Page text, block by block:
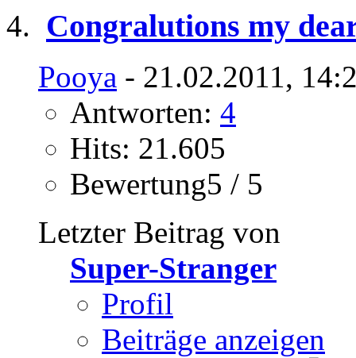
Congralutions my
Pooya - 21.02.2011,
Antworten: 4
Hits: 21.605
Bewertung5 / 5
Letzter Beitrag von
Super-Stranger
Profil
Beiträge anzeigen